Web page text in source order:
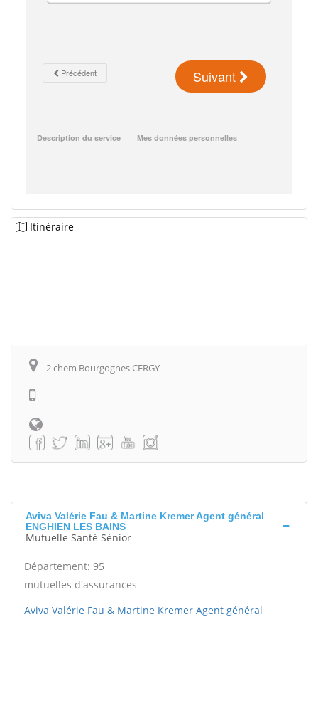
Itinéraire
2 chem Bourgognes CERGY
Aviva Valérie Fau & Martine Kremer Agent général
ENGHIEN LES BAINS
Mutuelle Santé Sénior
Département: 95
mutuelles d'assurances
Aviva Valérie Fau & Martine Kremer Agent général